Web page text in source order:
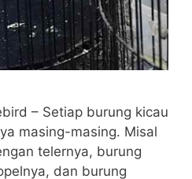
– Setiap burung kicau
masing-masing. Misal
telernya, burung
dan burung